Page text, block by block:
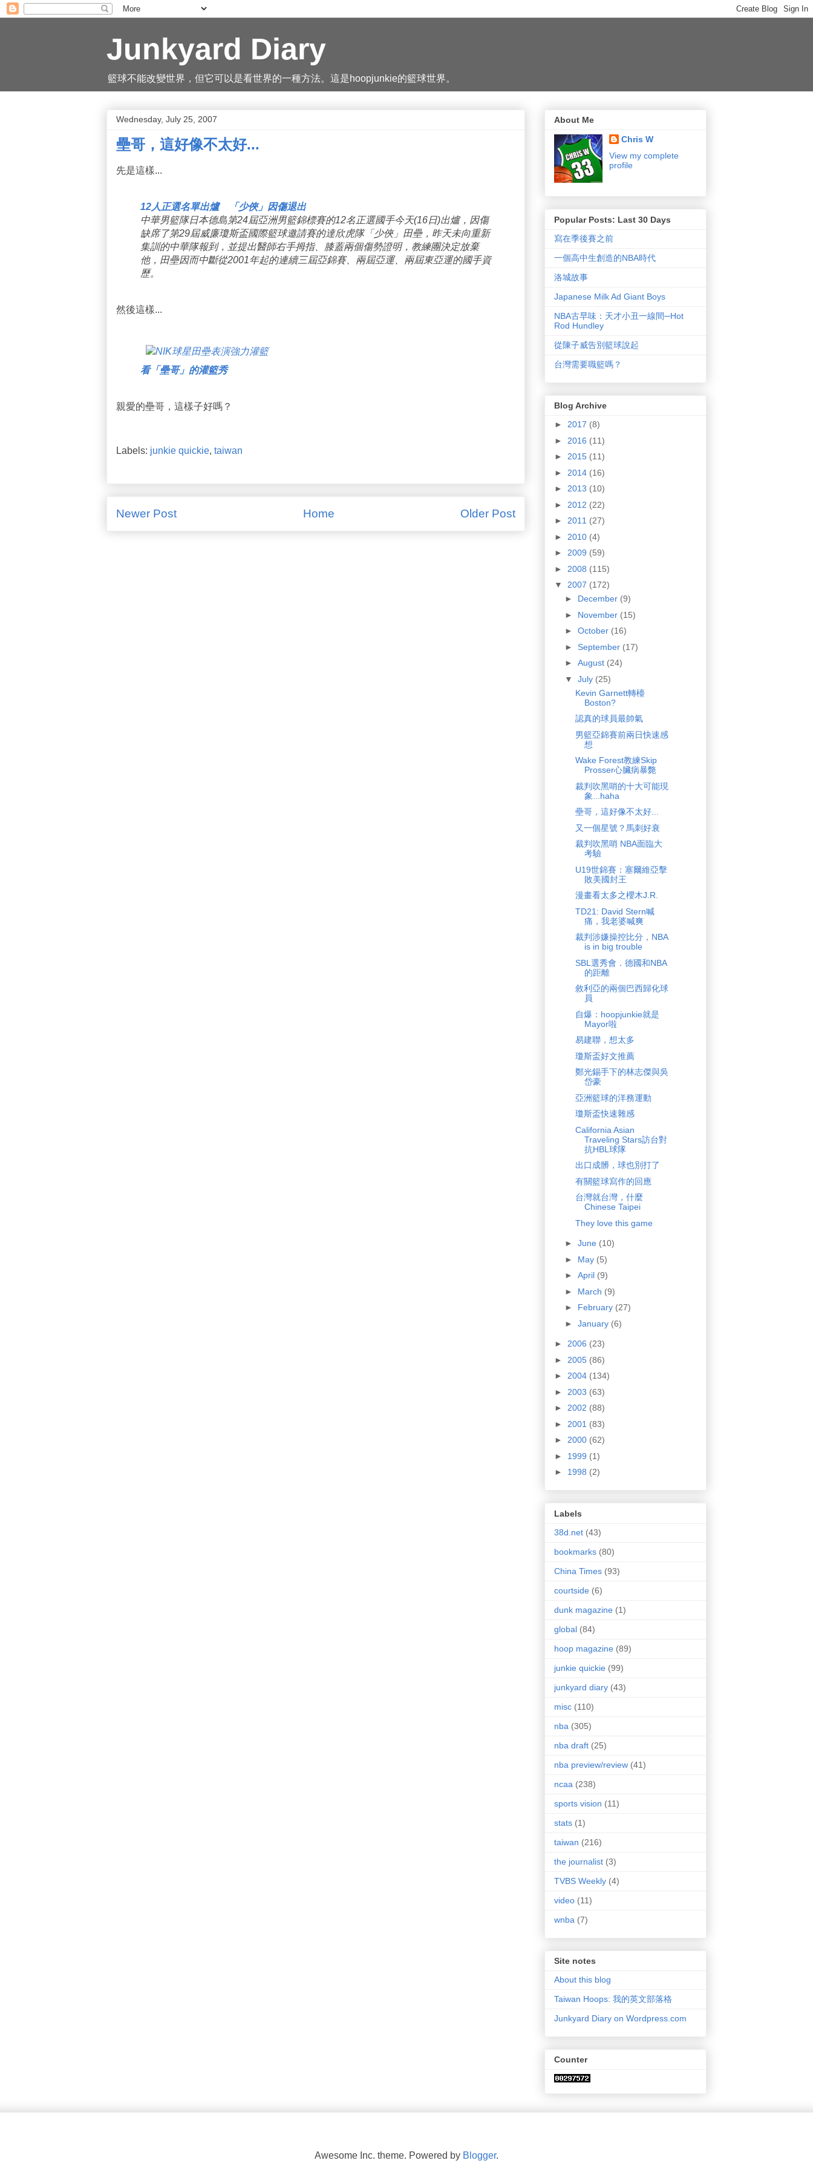
Junkyard Diary
籃球不能改變世界，但它可以是看世界的一種方法。這是hoopjunkie的籃球世界。
Wednesday, July 25, 2007
壘哥，這好像不太好...
先是這樣...
12人正選名單出爐 「少俠」因傷退出
中華男籃隊日本德島第24屆亞洲男籃錦標賽的12名正選國手今天(16日)出爐，因傷
缺席了第29屆威廉瓊斯盃國際籃球邀請賽的達欣虎隊「少俠」田壘，昨天未向重新
集訓的中華隊報到，並提出醫師右手拇指、膝蓋兩個傷勢證明，教練團決定放棄
他，田壘因而中斷從2001年起的連續三屆亞錦賽、兩屆亞運、兩屆東亞運的國手資
歷。
然後這樣...
看「壘哥」的灌籃秀
親愛的壘哥，這樣子好嗎？
Labels: junkie quickie, taiwan
Newer Post Older Post
Home
About Me
Chris W
View my complete
profile
Popular Posts: Last 30 Days
寫在季後賽之前
一個高中生創造的NBA時代
洛城故事
Japanese Milk Ad Giant Boys
NBA古早味：天才小丑一線間─Hot
Rod Hundley
從陳子威告別籃球說起
台灣需要職籃嗎？
Blog Archive
► 2017 (8)
► 2016 (11)
► 2015 (11)
► 2014 (16)
► 2013 (10)
► 2012 (22)
► 2011 (27)
► 2010 (4)
► 2009 (59)
► 2008 (115)
▼ 2007 (172)
► December (9)
► November (15)
► October (16)
► September (17)
► August (24)
▼ July (25)
Kevin Garnett轉檯
Boston?
認真的球員最帥氣
男籃亞錦賽前兩日快速感
想
Wake Forest教練Skip
Prosser心臟病暴斃
裁判吹黑哨的十大可能現
象...haha
壘哥，這好像不太好...
又一個星號？馬刺好衰
裁判吹黑哨 NBA面臨大
考驗
U19世錦賽：塞爾維亞擊
敗美國封王
漫畫看太多之櫻木J.R.
TD21: David Stern喊
痛，我老婆喊爽
裁判涉嫌操控比分，NBA
is in big trouble
SBL選秀會．德國和NBA
的距離
敘利亞的兩個巴西歸化球
員
自爆：hoopjunkie就是
Mayor啦
易建聯，想太多
瓊斯盃好文推薦
鄭光錫手下的林志傑與吳
岱豪
亞洲籃球的洋務運動
瓊斯盃快速雜感
California Asian
Traveling Stars訪台對
抗HBL球隊
出口成髒，球也別打了
有關籃球寫作的回應
台灣就台灣，什麼
Chinese Taipei
They love this game
► June (10)
► May (5)
► April (9)
► March (9)
► February (27)
► January (6)
► 2006 (23)
► 2005 (86)
► 2004 (134)
► 2003 (63)
► 2002 (88)
► 2001 (83)
► 2000 (62)
► 1999 (1)
► 1998 (2)
Labels
38d.net (43)
bookmarks (80)
China Times (93)
courtside (6)
dunk magazine (1)
global (84)
hoop magazine (89)
junkie quickie (99)
junkyard diary (43)
misc (110)
nba (305)
nba draft (25)
nba preview/review (41)
ncaa (238)
sports vision (11)
stats (1)
taiwan (216)
the journalist (3)
TVBS Weekly (4)
video (11)
wnba (7)
Site notes
About this blog
Taiwan Hoops: 我的英文部落格
Junkyard Diary on Wordpress.com
Counter
Awesome Inc. theme. Powered by Blogger.